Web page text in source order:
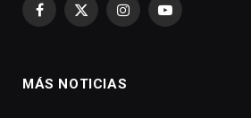
Facebook
X
InstagramYouTube
MÁS NOTICIAS